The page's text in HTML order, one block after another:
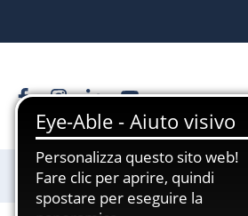
FacebookInstagram
LinkedinYouTube Cerca
Sostienici